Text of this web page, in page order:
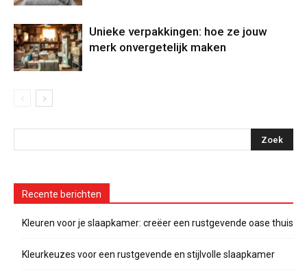
Unieke verpakkingen: hoe ze jouw
merk onvergetelijk maken
Recente berichten
Kleuren voor je slaapkamer: creëer een rustgevende oase thuis
Kleurkeuzes voor een rustgevende en stijlvolle slaapkamer